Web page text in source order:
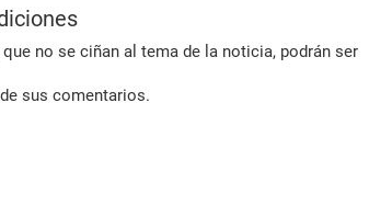
no se ciñan al tema de la noticia, podrán ser
sus comentarios.